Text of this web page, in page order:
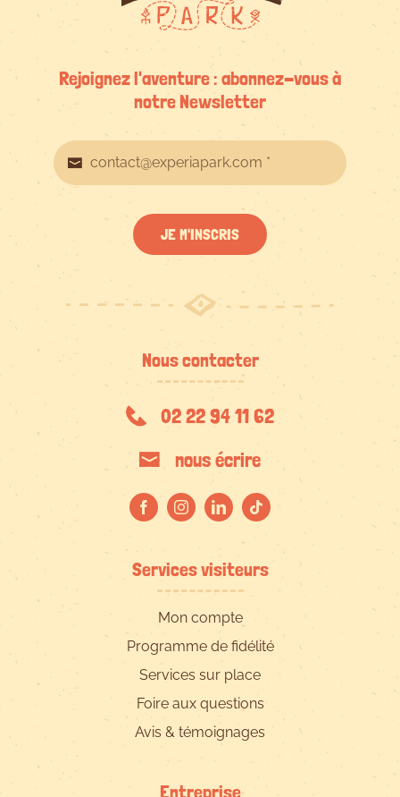
Rejoignez l'aventure : abonnez-vous à
notre Newsletter
JE M'INSCRIS
Nous contacter
02 22 94 11 62
nous écrire
Services visiteurs
Mon compte
Programme de fidélité
Services sur place
Foire aux questions
Avis & témoignages
Entreprise